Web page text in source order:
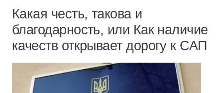
Какая честь, такова и
благодарность, или Как наличие
качеств открывает дорогу к САП